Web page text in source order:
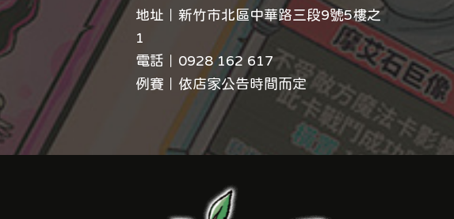
地址｜新竹市北區中華路三段9號5樓之
1
電話｜ 0928 162 617
例賽｜依店家公告時間而定